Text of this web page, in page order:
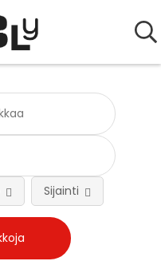
Sijainti